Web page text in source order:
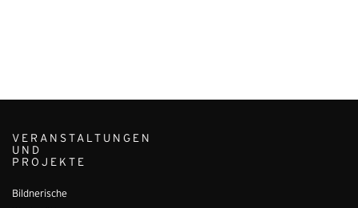
VERANSTALTUNGEN
UND
PROJEKTE
Bildnerische